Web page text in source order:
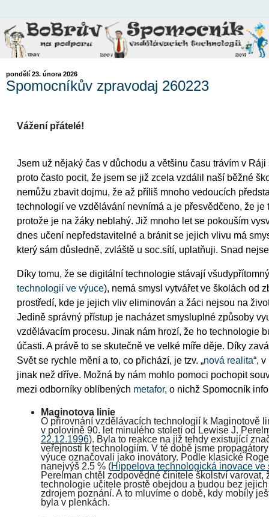
pondělí 23. února 2026
Spomocníkův zpravodaj 260223
Vážení přátelé!
Jsem už nějaký čas v důchodu a většinu času trávím v
proto často pocit, že jsem se již zcela vzdálil naší běžné
nemůžu zbavit dojmu, že až příliš mnoho vedoucích
technologií ve vzdělávání nevnímá a je přesvědčeno, že je
protože je na žáky neblahý. Již mnoho let se pokouším
dnes učení nepředstavitelné a bránit se jejich vlivu má
který sám důsledně, zvláště u soc.sítí, uplatňuji. Snad
Díky tomu, že se digitální technologie stávají
technologií ve výuce), nemá smysl vytvářet ve školách od
prostředí, kde je jejich vliv eliminován a žáci nejsou na
Jedině správný přístup je nacházet smysluplné způsoby
vzdělávacím procesu. Jinak nám hrozí, že ho technologie
účasti. A právě to se skutečně ve velké míře děje. Díky
Svět se rychle mění a to, co přichází, je tzv. „nová realita“,
jinak než dříve. Možná by nám mohlo pomoci pochopit
mezi odborníky oblíbených metafor, o nichž Spomocník
Maginotova linie
O přirovnání vzdělávacích technologií k Maginotově
v polovině 90. let minulého století od Lewise J.
22.12.1996). Byla to reakce na již tehdy existující
veřejnosti k technologiím. V té době jsme
výuce označovali jako inovátory. Podle klasické
nanejvýš 2.5 % (Hippelova technologická inovace ve
Perelman chtěl zodpovědné činitele školství varovat,
technologie učitele prostě obejdou a budou bez
zdrojem poznání. A to mluvíme o době, kdy mobily
byla v plenkách.